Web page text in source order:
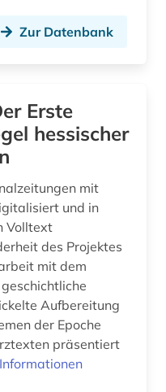
Zur Datenbank
Erste
hessischer
mit
und in
Volltext
des Projektes
mit dem
Aufbereitung
der Epoche
präsentiert